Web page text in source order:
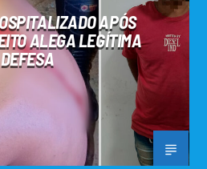
APÓS
ALEGA LEGÍTIMA
DEFESA